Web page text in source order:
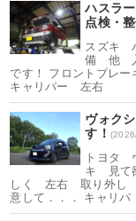
ハスラ
点検・
スズキ
備 他 入
です！ フロントブレ
キャリパー 左右
ヴォク
す！
トヨタ
キ 見て
しく 左右 取り外し
意して．．． キャリパ